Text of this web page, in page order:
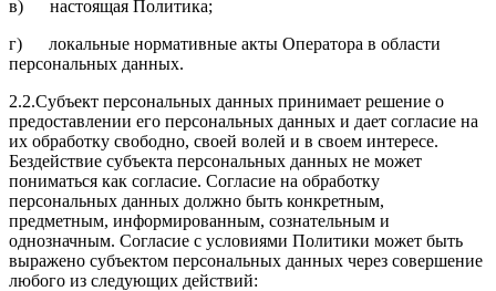
в)
настоящая Политика;
г)
локальные нормативные акты Оператора в области
персональных данных.
2.2.Субъект персональных данных принимает решение о
предоставлении его персональных данных и дает согласие на
их обработку свободно, своей волей и в своем интересе.
Бездействие субъекта персональных данных не может
пониматься как согласие. Согласие на обработку
персональных данных должно быть конкретным,
предметным, информированным, сознательным и
однозначным. Согласие с условиями Политики может быть
выражено субъектом персональных данных через совершение
любого из следующих действий: